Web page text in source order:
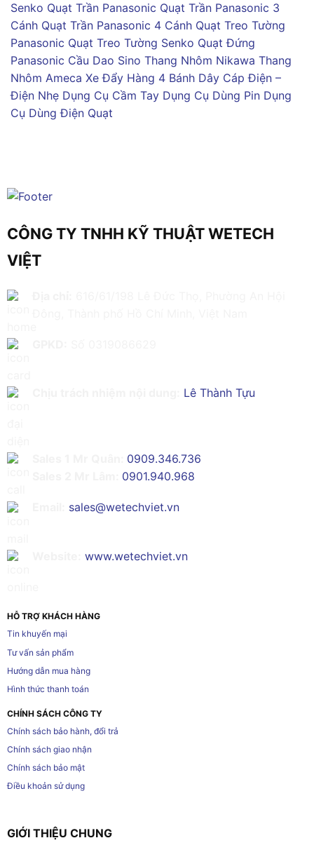
Senko Quạt Trần Panasonic Quạt Trần Panasonic 3
Cánh Quạt Trần Panasonic 4 Cánh Quạt Treo Tường
Panasonic Quạt Treo Tường Senko Quạt Đứng
Panasonic Cầu Dao Sino Thang Nhôm Nikawa Thang
Nhôm Ameca Xe Đẩy Hàng 4 Bánh Dây Cáp Điện –
Điện Nhẹ Dụng Cụ Cầm Tay Dụng Cụ Dùng Pin Dụng
Cụ Dùng Điện Quạt
CÔNG TY TNHH KỸ THUẬT WETECH
VIỆT
Lê Thành Tựu
0909.346.736
0901.940.968
sales@wetechviet.vn
www.wetechviet.vn
HỖ TRỢ KHÁCH HÀNG
Tin khuyến mại
Tư vấn sản phẩm
Hướng dẫn mua hàng
Hình thức thanh toán
CHÍNH SÁCH CÔNG TY
Chính sách bảo hành, đổi trả
Chính sách giao nhận
Chính sách bảo mật
Điều khoản sử dụng
GIỚI THIỆU CHUNG